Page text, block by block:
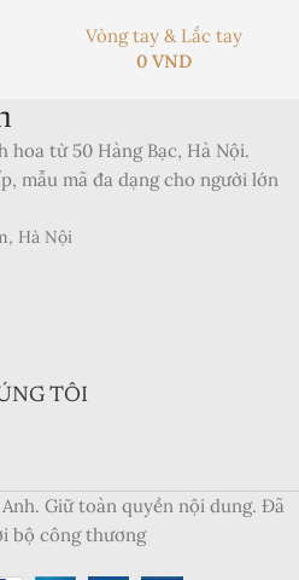
Vòng tay & Lắc tay
0 VND
hoa từ 50 Hàng Bạc, Hà Nội.
mẫu mã đa dạng cho người lớn
Hà Nội
TÔI
Giữ toàn quyền nội dung. Đã
bộ công thương